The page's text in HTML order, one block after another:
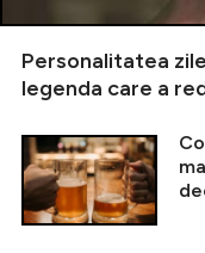
Personalitatea
legenda care a